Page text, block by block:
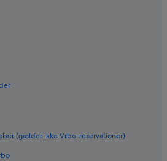
(gælder ikke Vrbo-reservationer)